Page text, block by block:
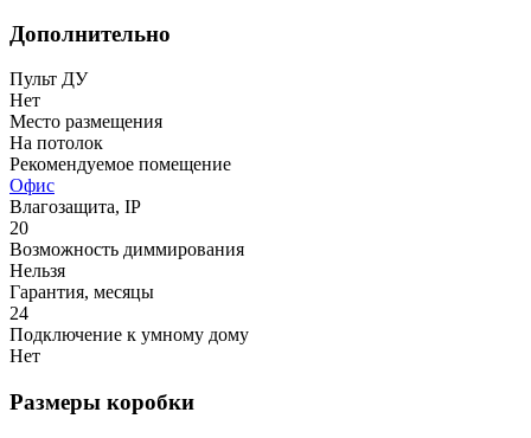
Дополнительно
Пульт ДУ
Нет
Место размещения
На потолок
Рекомендуемое помещение
Офис
Влагозащита, IP
20
Возможность диммирования
Нельзя
Гарантия, месяцы
24
Подключение к умному дому
Нет
Размеры коробки